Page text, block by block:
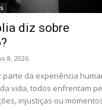
diz sobre
8, 2026
da experiência
vida, todos enfrentam
injustiças ou